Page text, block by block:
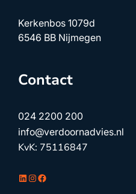
Kerkenbos 1079d
6546 BB Nijmegen
Contact
024 2200 200
info@verdoornadvies.nl
KvK: 75116847
LinkedIn
Instagram
Facebook